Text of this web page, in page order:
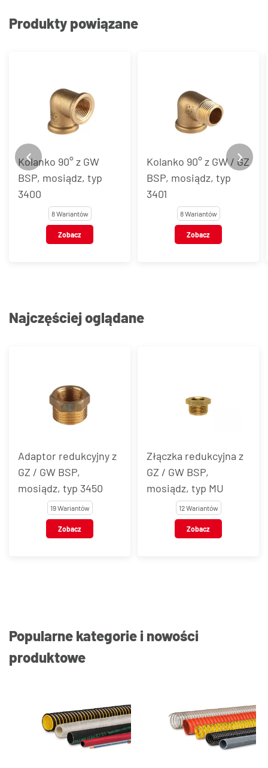
Produkty powiązane
Kolanko 90° z GW
BSP, mosiądz, typ
3400
8 Wariantów
Zobacz
Kolanko 90° z GW / GZ
BSP, mosiądz, typ
3401
8 Wariantów
Zobacz
Najczęściej oglądane
Adaptor redukcyjny z
GZ / GW BSP,
mosiądz, typ 3450
19 Wariantów
Zobacz
Złączka redukcyjna z
GZ / GW BSP,
mosiądz, typ MU
12 Wariantów
Zobacz
Popularne kategorie i nowości
produktowe